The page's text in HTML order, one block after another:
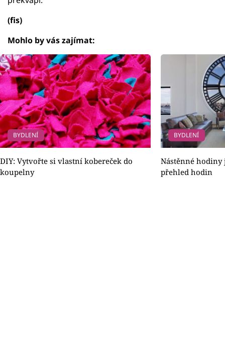
(fis)
Mohlo by vás zajímat:
BYDLENÍ
DIY: Vytvořte si vlastní kobereček do
koupelny
BYDLENÍ
Nástěnné hodiny
přehled hodin